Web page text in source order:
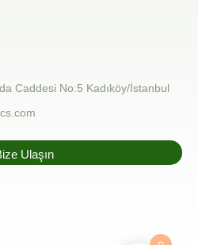
Caddesi No:5 Kadıköy/İstanbul
Ulaşın